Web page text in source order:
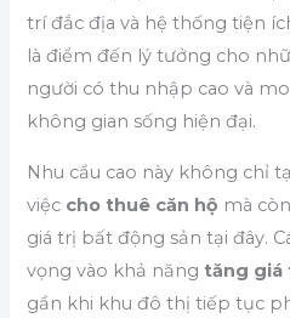
trí đắc địa và hệ thống tiện
là điểm đến lý tưởng cho
người có thu nhập cao và
không gian sống hiện đại.
Nhu cầu cao này không chỉ
việc cho thuê căn hộ mà
giá trị bất động sản tại đây.
vọng vào khả năngtăng giá
gần khi khu đô thị tiếp tục